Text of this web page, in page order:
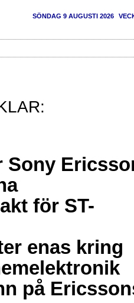
SÖNDAG 9 AUGUSTI 2026
Sony
för ST-
enas kring
på